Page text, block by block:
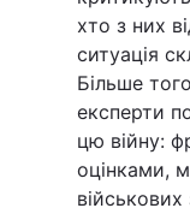
хто з них
ситуація
Більше
експерти
цю війну:
оцінками,